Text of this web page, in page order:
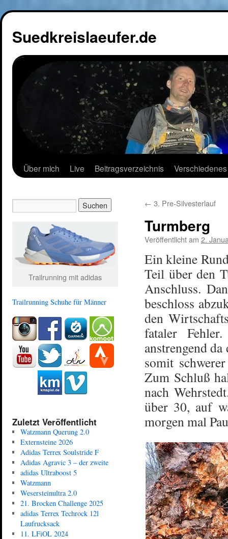
Suedkreislaeufer.de
Über mich Live Beitragsverzeichnis Verschiedenes
← 3. Pre-Silvesterlauf
Turmberg
Veröffentlicht am 2.
Ein kleine
Teil über den
Anschluss.
beschloss
den
fataler
anstrengend
somit
Zum Schluß
nach
über 30, auf
morgen mal
Trailrunning mit adidas
Trailrunning Schuhe für Männer
Zuletzt Veröffentlicht
Watzmann Querung 2.0
Externsteine 2026
Adidas Terrex Soulstride F
Adidas Agravic 3 – der zweite
adidas Ultraboost 5
Watzmann
Wesersteinultra 2.0
21. Brocken Challenge 2025
adidas Terrex Techrock 12l
Laufrucksack
11. LFiOL 2024